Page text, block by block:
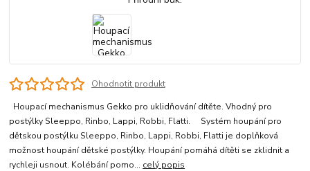
Ohodnotit produkt
Houpací mechanismus Gekko pro uklidňování dítěte. Vhodný pro
postýlky Sleeppo, Rinbo, Lappi, Robbi, Flatti. Systém houpání pro
dětskou postýlku Sleeppo, Rinbo, Lappi, Robbi, Flatti je doplňková
možnost houpání dětské postýlky. Houpání pomáhá dítěti se zklidnit a
rychleji usnout. Kolébání pomo... celý popis